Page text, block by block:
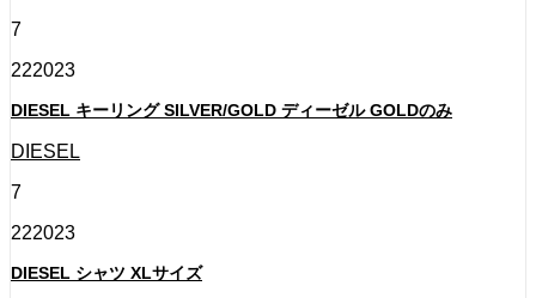
7
222023
DIESEL キーリング SILVER/GOLD ディーゼル GOLDのみ
DIESEL
7
222023
DIESEL シャツ XLサイズ